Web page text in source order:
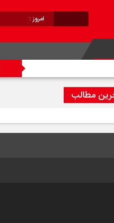
امروز :
مطالب